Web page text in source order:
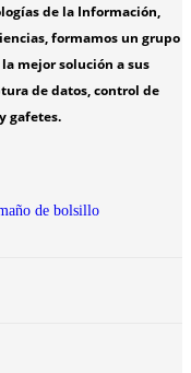
de la Información,
formamos un grupo
mejor solución a sus
de datos, control de
gafetes.
de bolsillo